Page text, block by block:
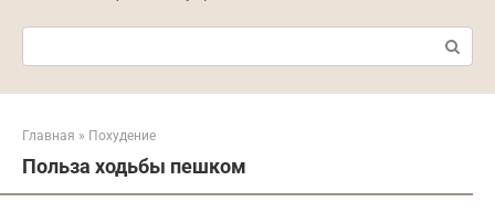
Поиск:
Главная » Похудение
Польза ходьбы пешком